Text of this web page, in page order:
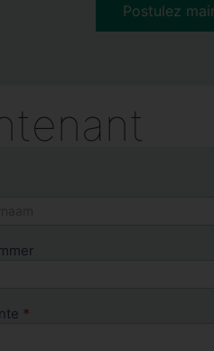
Postulez
*